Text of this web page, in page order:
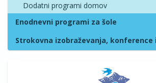
Dodatni programi domov
Enodnevni programi za šole
Strokovna izobraževanja, konference